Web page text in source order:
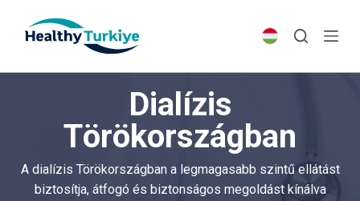
p
n
Dialízis
Törökországban
A dialízis Törökországban a legmagasabb szintű ellátást
biztosítja, átfogó és biztonságos megoldást kínálva